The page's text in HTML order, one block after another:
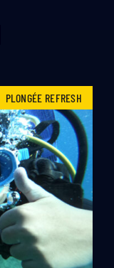
PLONGÉE REFRESH